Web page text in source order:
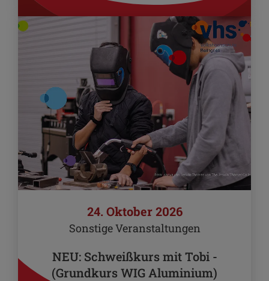
24. Oktober 2026
Sonstige Veranstaltungen
NEU: Schweißkurs mit Tobi -
(Grundkurs WIG Aluminium)